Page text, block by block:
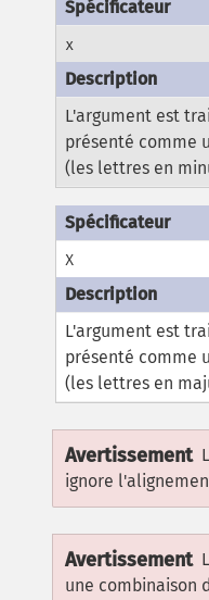
x
L'argument est
présenté comme
(les lettres en
X
L'argument est
présenté comme
(les lettres en
Avertissement
ignore
Avertissement
une combinaison